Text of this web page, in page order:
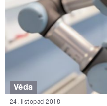
Věda
24. listopad 2018